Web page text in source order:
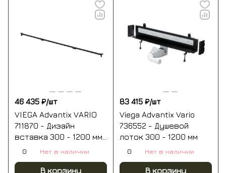
46 435 ₽/шт
VIEGA Advantix VARIO
711870 - Дизайн
вставка 300 - 1200 мм
(чёрный матовый)
0 Нет в наличии
В корзину
83 415 ₽/шт
Viega Advantix Vario
736552 - Душевой
лоток 300 - 1200 мм
0 Нет в наличии
В корзину